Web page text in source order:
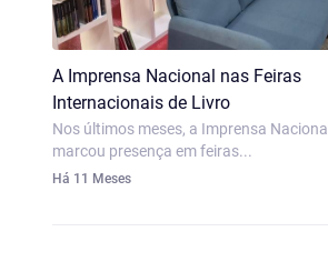
A Imprensa Nacional nas Feiras
Internacionais de Livro
Nos últimos meses, a Imprensa Nacional
marcou presença em feiras...
Há 11 Meses